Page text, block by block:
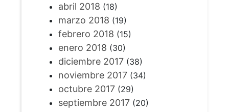
abril 2018 (18)
marzo 2018 (19)
febrero 2018 (15)
enero 2018 (30)
diciembre 2017(38)
noviembre 2017(34)
octubre 2017(29)
septiembre 2017(20)